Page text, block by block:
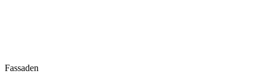
Fassaden